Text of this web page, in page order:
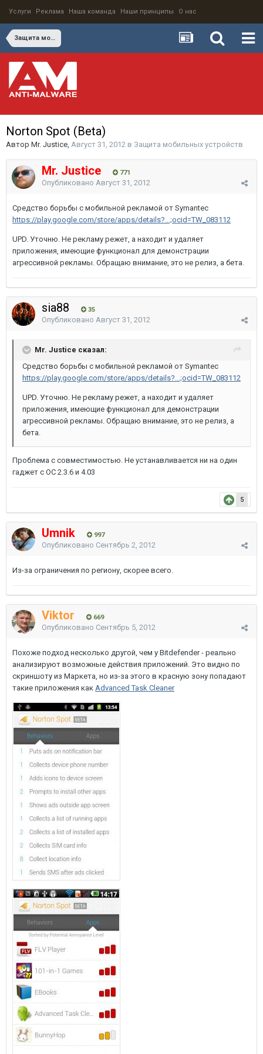
Услуги Реклама Наша команда Наши принципы О нас
Защита мобильных устройств
Norton Spot (Beta)
Автор Mr. Justice, Август 31, 2012 в Защита мобильных устройств
Mr. Justice 771
Опубликовано Август 31, 2012
Средство борьбы с мобильной рекламой от Symantec
https://play.google.com/store/apps/details?...;ocid=TW_083112
UPD. Уточню. Не рекламу режет, а находит и удаляет
приложения, имеющие функционал для демонстрации
агрессивной рекламы. Обращаю внимание, это не релиз, а бета.
sia88 35
Опубликовано Август 31, 2012
Mr. Justice сказал:
Средство борьбы с мобильной рекламой от Symantec
https://play.google.com/store/apps/details?...;ocid=TW_083112
UPD. Уточню. Не рекламу режет, а находит и удаляет
приложения, имеющие функционал для демонстрации
агрессивной рекламы. Обращаю внимание, это не релиз, а
бета.
Проблема с совместимостью. Не устанавливается ни на один
гаджет с ОС 2.3.6 и 4.03
5
Umnik 997
Опубликовано Сентябрь 2, 2012
Из-за ограничения по региону, скорее всего.
Viktor 669
Опубликовано Сентябрь 5, 2012
Похоже подход несколько другой, чем у Bitdefender - реально
анализируют возможные действия приложений. Это видно по
скриншоту из Маркета, но из-за этого в красную зону попадают
такие приложения как Advanced Task Cleaner